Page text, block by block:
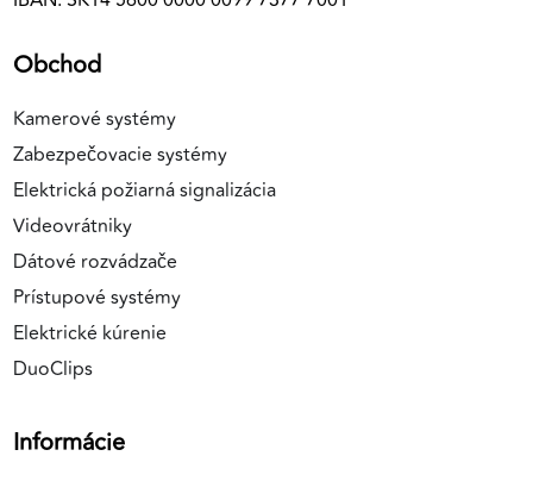
Obchod
Kamerové systémy
Zabezpečovacie systémy
Elektrická požiarná signalizácia
Videovrátniky
Dátové rozvádzače
Prístupové systémy
Elektrické kúrenie
DuoClips
Informácie